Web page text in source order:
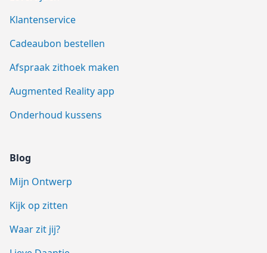
Klantenservice
Cadeaubon bestellen
Afspraak zithoek maken
Augmented Reality app
Onderhoud kussens
Blog
Mijn Ontwerp
Kijk op zitten
Waar zit jij?